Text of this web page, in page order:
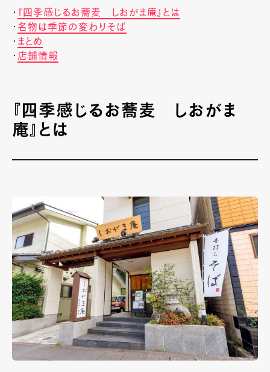
・ 『四季感じるお蕎麦 しおがま庵』とは
・ 名物は季節の変わりそば
・ まとめ
・ 店舗情報
『四季感じるお蕎麦 しおがま
庵』とは